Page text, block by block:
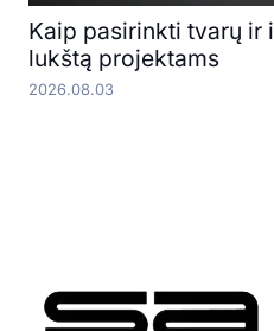
Kaip pasirinkti tvarų ir
lukštą projektams
2026.08.03